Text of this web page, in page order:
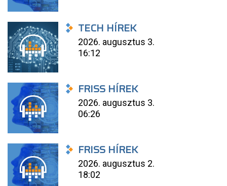
TECH HÍREK
2026. augusztus 3.
16:12
FRISS HÍREK
2026. augusztus 3.
06:26
FRISS HÍREK
2026. augusztus 2.
18:02